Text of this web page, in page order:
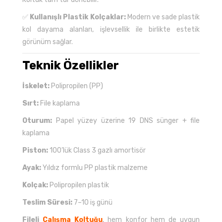
✅ Kullanışlı Plastik Kolçaklar:Modern ve sade plastik
kol dayama alanları, işlevsellik ile birlikte estetik
görünüm sağlar.
Teknik Özellikler
İskelet: Polipropilen (PP)
Sırt: File kaplama
Oturum: Papel yüzey üzerine 19 DNS sünger + file
kaplama
Piston: 100’lük Class 3 gazlı amortisör
Ayak:Yıldız formlu PP plastik malzeme
Kolçak: Polipropilen plastik
Teslim Süresi: 7–10 iş günü
Fileli Çalışma Koltuğu, hem konfor hem de uygun